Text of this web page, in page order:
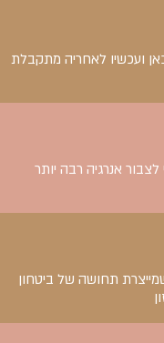
ועכשיו לאחריה מתקבלת
אנרגיה רבה יותר
תחושה של ביטחון